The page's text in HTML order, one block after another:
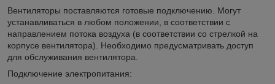
Вентиляторы поставляются готовые подключению. Могут
устанавливаться в любом положении, в соответствии с
направлением потока воздуха (в соответствии со стрелкой на
корпусе вентилятора). Необходимо предусматривать доступ
для обслуживания вентилятора.
Подключение электропитания: